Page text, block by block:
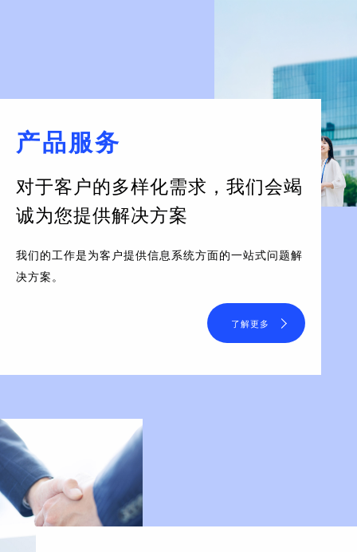
产品服务
对于客户的多样化需求， 我们会竭
诚为您提供解决方案
我们的工作是为客户提供信息系统方面的一站式问题解
决方案。
了解更多